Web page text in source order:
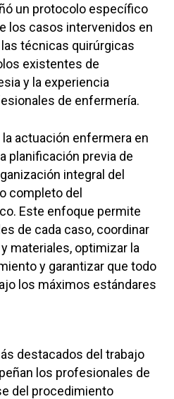
un protocolo específico
los casos intervenidos en
técnicas quirúrgicas
existentes de
y la experiencia
de enfermería.
actuación enfermera en
planificación previa de
integral del
completo del
Este enfoque permite
de cada caso, coordinar
materiales, optimizar la
y garantizar que todo
los máximos estándares
destacados del trabajo
los profesionales de
del procedimiento